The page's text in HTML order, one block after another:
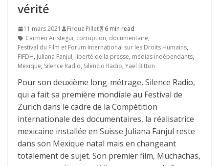
vérité
11 mars 2021 Firouz Pillet
6 min read
Carmen Aristegui, corruption, documentaire,
Festival du Film et Forum International sur les Droits Humains,
FIFDH, Juliana Fanjul, liberté de la presse, médias indépendants,
Mexique, Silence Radio, Silencio Radio, Yaël Bitton
Pour son deuxième long-métrage, Silence Radio,
qui a fait sa première mondiale au Festival de
Zurich dans le cadre de la Compétition
internationale des documentaires, la réalisatrice
mexicaine installée en Suisse Juliana Fanjul reste
dans son Mexique natal mais en changeant
totalement de sujet. Son premier film, Muchachas,